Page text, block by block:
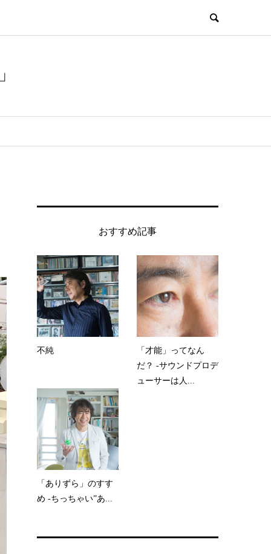
おすすめ記事
不純
「才能」ってなん
だ？ -サウンドプロデ
ューサーは人...
「ありずら」のすす
め -ちっちゃい”あ...